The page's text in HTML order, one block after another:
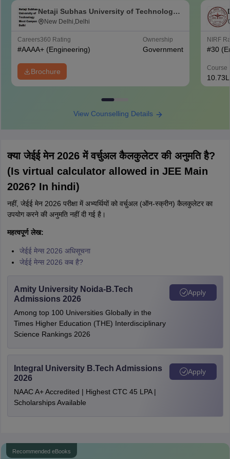
Netaji Subhas University of Technology
West Campus, Delhi
New Delhi,Delhi
Careers360 Rating
#AAAA+ (Engineering)
Ownership
Government
Brochure
NIRF
#30
Course
10.73L
View Counselling Details
क्या जेईई मेन 2026 में वर्चुअल कैलकुलेटर की अनुमति है?
(Is virtual calculator allowed in JEE Main
2026? In hindi)
नहीं, जेईई मेन 2026 परीक्षा में अभ्यर्थियों को वर्चुअल (ऑन-स्क्रीन) कैलकुलेटर का
उपयोग करने की अनुमति नहीं दी गई है।
महत्वपूर्ण लेख:
जेईई मेन्स 2026 अधिसूचना
जेईई मेन्स 2026 कब है?
Amity University Noida-B.Tech
Admissions 2026
Among top 100 Universities Globally in the
Times Higher Education (THE) Interdisciplinary
Science Rankings 2026
Apply
Integral University B.Tech Admissions
2026
NAAC A+ Accredited | Highest CTC 45 LPA |
Scholarships Available
Apply
Recommended eBooks